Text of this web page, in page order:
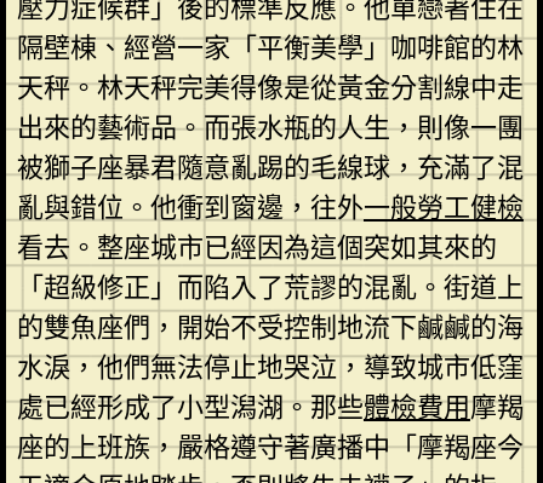
壓力症候群」後的標準反應。他單戀著住在
隔壁棟、經營一家「平衡美學」咖啡館的林
天秤。林天秤完美得像是從黃金分割線中走
出來的藝術品。而張水瓶的人生，則像一團
被獅子座暴君隨意亂踢的毛線球，充滿了混
亂與錯位。他衝到窗邊，往外一般勞工健檢
看去。整座城市已經因為這個突如其來的
「超級修正」而陷入了荒謬的混亂。街道上
的雙魚座們，開始不受控制地流下鹹鹹的海
水淚，他們無法停止地哭泣，導致城市低窪
處已經形成了小型潟湖。那些體檢費用摩羯
座的上班族，嚴格遵守著廣播中「摩羯座今